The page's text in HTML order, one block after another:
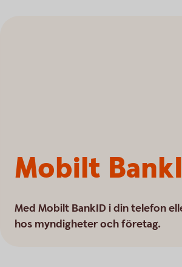
Mobilt
Med Mobilt BankID i din telefon
hos myndigheter och företag.